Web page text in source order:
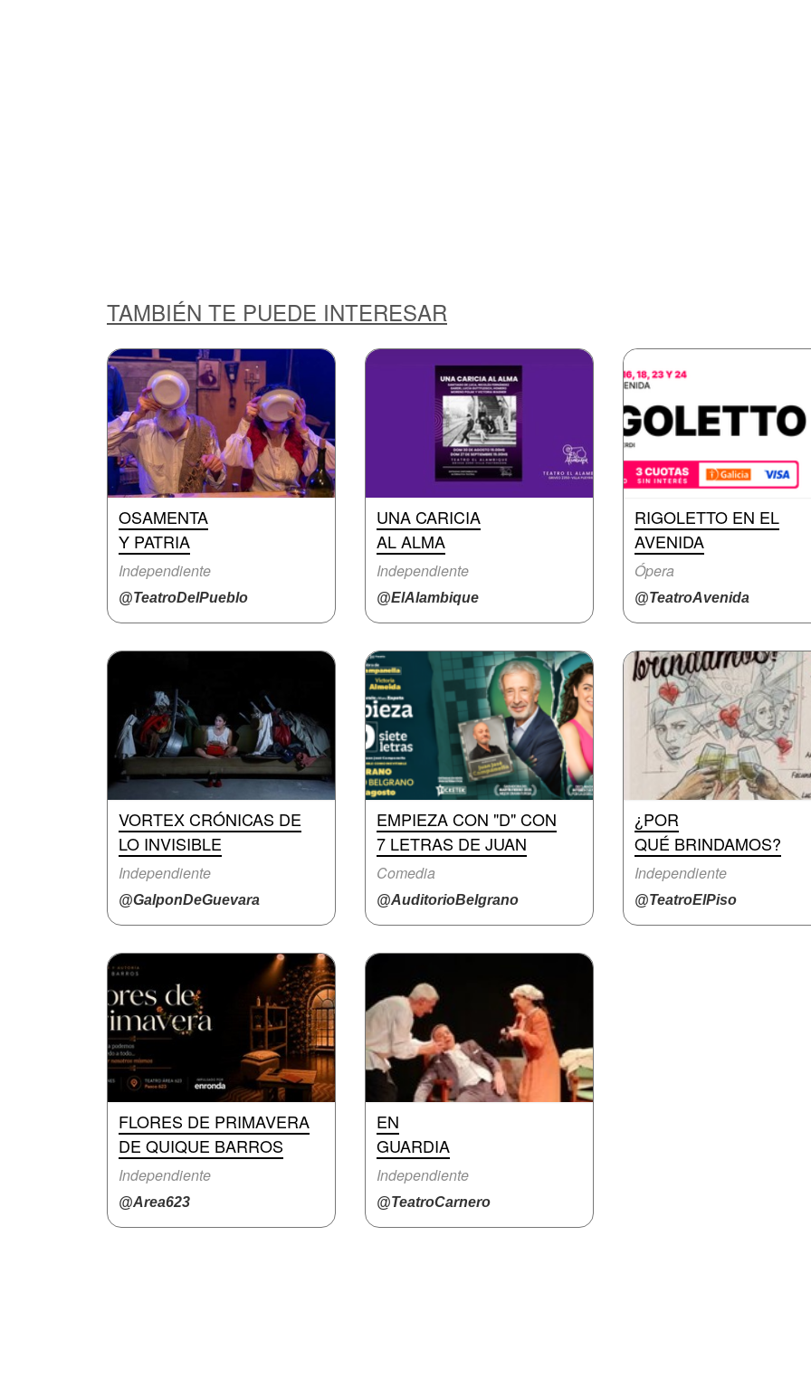
TAMBIÉN TE PUEDE INTERESAR
OSAMENTA
Y PATRIA
Independiente
@TeatroDelPueblo
UNA CARICIA
AL ALMA
Independiente
@ElAlambique
RIGOLETTO EN EL
AVENIDA
Ópera
@TeatroAvenida
VORTEX CRÓNICAS DE
LO INVISIBLE
Independiente
@GalponDeGuevara
EMPIEZA CON "D" CON
7 LETRAS DE JUAN
Comedia
@AuditorioBelgrano
¿POR
QUÉ BRINDAMOS?
Independiente
@TeatroElPiso
FLORES DE PRIMAVERA
DE QUIQUE BARROS
Independiente
@Area623
EN
GUARDIA
Independiente
@TeatroCarnero